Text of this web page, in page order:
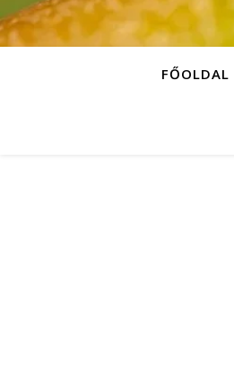
FŐOLDAL